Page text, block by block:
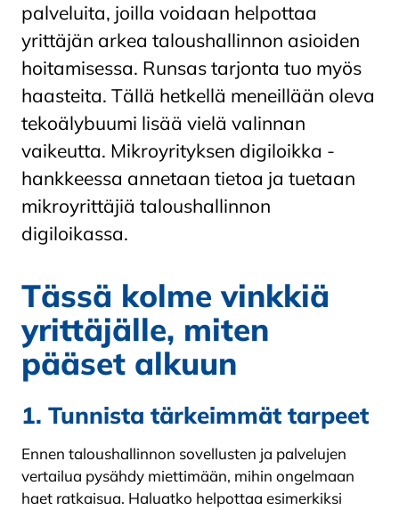
palveluita, joilla voidaan helpottaa
yrittäjän arkea taloushallinnon asioiden
hoitamisessa. Runsas tarjonta tuo myös
haasteita. Tällä hetkellä meneillään oleva
tekoälybuumi lisää vielä valinnan
vaikeutta. Mikroyrityksen digiloikka -
hankkeessa annetaan tietoa ja tuetaan
mikroyrittäjiä taloushallinnon
digiloikassa.
Tässä kolme vinkkiä
yrittäjälle, miten
pääset alkuun
1. Tunnista tärkeimmät tarpeet
Ennen taloushallinnon sovellusten ja palvelujen
vertailua pysähdy miettimään, mihin ongelmaan
haet ratkaisua. Haluatko helpottaa esimerkiksi